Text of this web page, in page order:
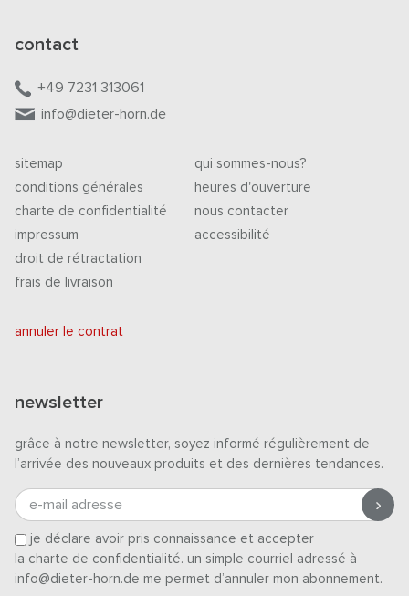
contact
+49 7231 313061
info@dieter-horn.de
sitemap
conditions générales
charte de confidentialité
impressum
droit de rétractation
frais de livraison
qui sommes-nous?
heures d'ouverture
nous contacter
accessibilité
annuler le contrat
newsletter
grâce à notre newsletter, soyez informé régulièrement de
l’arrivée des nouveaux produits et des dernières tendances.
e-mail adresse
je déclare avoir pris connaissance et accepter
la charte de confidentialité. un simple courriel adressé à
info@dieter-horn.de me permet d’annuler mon abonnement.